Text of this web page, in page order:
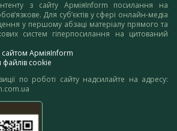
з сайту АрміяInform посилання на
Для суб’єктів у сфері онлайн-медіа
у першому абзаці матеріалу прямого та
систем гіперпосилання на цитований
сайтом АрміяInform
файлів cookie
по роботі сайту надсилайте на адресу: